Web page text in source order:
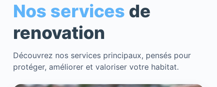
Nos services de
renovation
Découvrez nos services principaux, pensés pour
protéger, améliorer et valoriser votre habitat.